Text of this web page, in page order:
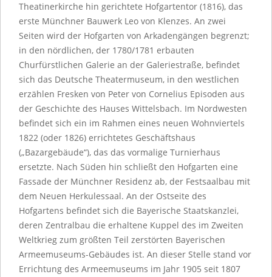
Theatinerkirche hin gerichtete Hofgartentor (1816), das
erste Münchner Bauwerk Leo von Klenzes. An zwei
Seiten wird der Hofgarten von Arkadengängen begrenzt;
in den nördlichen, der 1780/1781 erbauten
Churfürstlichen Galerie an der Galeriestraße, befindet
sich das Deutsche Theatermuseum, in den westlichen
erzählen Fresken von Peter von Cornelius Episoden aus
der Geschichte des Hauses Wittelsbach. Im Nordwesten
befindet sich ein im Rahmen eines neuen Wohnviertels
1822 (oder 1826) errichtetes Geschäftshaus
(„Bazargebäude“), das das vormalige Turnierhaus
ersetzte. Nach Süden hin schließt den Hofgarten eine
Fassade der Münchner Residenz ab, der Festsaalbau mit
dem Neuen Herkulessaal. An der Ostseite des
Hofgartens befindet sich die Bayerische Staatskanzlei,
deren Zentralbau die erhaltene Kuppel des im Zweiten
Weltkrieg zum größten Teil zerstörten Bayerischen
Armeemuseums-Gebäudes ist. An dieser Stelle stand vor
Errichtung des Armeemuseums im Jahr 1905 seit 1807